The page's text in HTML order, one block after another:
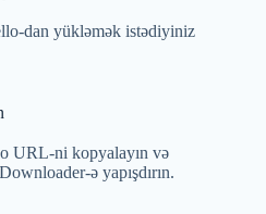
dan yükləmək istədiyiniz
URL-ni kopyalayın və
ə yapışdırın.